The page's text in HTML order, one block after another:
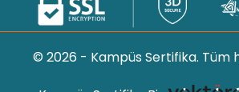
© 2026 - Kampüs Sertifika. Tüm